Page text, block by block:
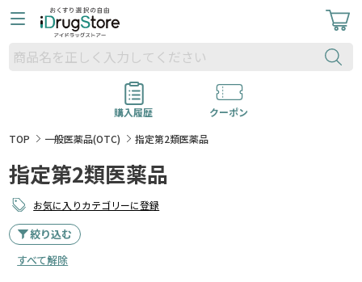
購入履歴
クーポン
TOP
一般医薬品(OTC) 指定第2類医薬品
指定第2類医薬品
お気に入りカテゴリーに登録
絞り込む
すべて解除